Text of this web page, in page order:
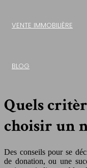
VENTE IMMOBILIÈRE
BLOG
Quels
choisir un
Des conseils pour se
de donation, ou une